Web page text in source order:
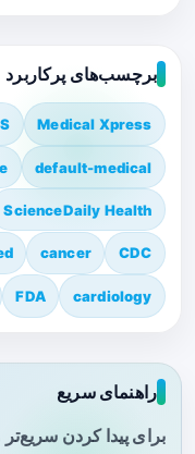
برچسب‌های پرکاربرد
Medical Xpress
default-medical
ScienceDaily Health
CDC
cancer
cardiology
FDA
راهنمای سریع
برای پیدا کردن